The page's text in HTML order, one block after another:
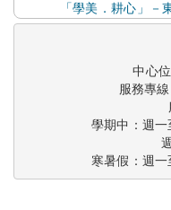
「學美．耕心」
中心
服務專
學期中：週
週五
寒暑假：週